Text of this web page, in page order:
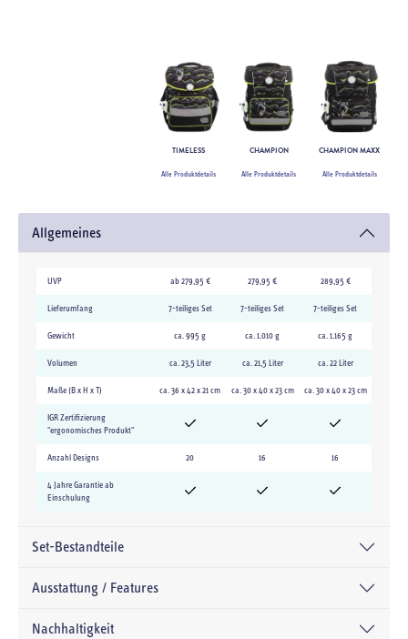
TIMELESS
Alle Produktdetails
CHAMPION
Alle Produktdetails
CHAMPION MAXX
Alle Produktdetails
Allgemeines
UVP ab 279,95 € 279,95 € 289,95 €
Lieferumfang 7-teiliges Set 7-teiliges Set 7-teiliges Set
Gewicht ca. 995 g ca. 1.010 g ca. 1.165 g
Volumen ca. 23,5 Liter ca. 21,5 Liter ca. 22 Liter
Maße (B x H x T) ca. 36 x 42 x 21 cm ca. 30 x 40 x 23 cm ca. 30 x 40 x 23 cm
IGR Zertifizierung
"ergonomisches Produkt"
Anzahl Designs 20 16 16
4 Jahre Garantie ab
Einschulung
Set-Bestandteile
Ausstattung / Features
Nachhaltigkeit